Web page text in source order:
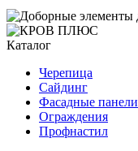
Каталог
Черепица
Сайдинг
Фасадные панели
Ограждения
Профнастил